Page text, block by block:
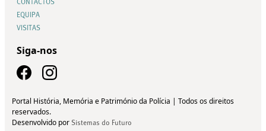
CONTACTOS
EQUIPA
VISITAS
Siga-nos
Portal História, Memória e Património da Polícia | Todos os direitos
reservados.
Desenvolvido por Sistemas do Futuro